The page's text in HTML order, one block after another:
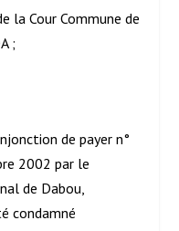
la Cour Commune de
;
de payer n°
2002 par le
de Dabou,
condamné